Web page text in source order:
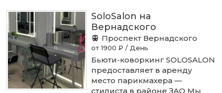
SoloSalon на
Вернадского
Проспект Вернадского
от 1900 ₽ / День
Бьюти-коворкинг SOLOSALON
предоставляет в аренду
место парикмахера —
стилиста в районе ЗАО Мы